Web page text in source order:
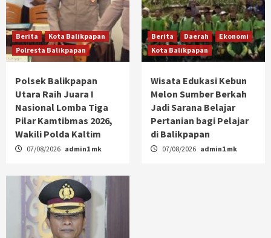
Berita
Kota Balikpapan
Polresta Balikpapan
Polsek Balikpapan
Utara Raih Juara I
Nasional Lomba Tiga
Pilar Kamtibmas 2026,
Wakili Polda Kaltim
07/08/2026 admin1 mk
Berita Daerah
Ekonomi
Kota Balikpapan
Wisata Edukasi Kebun
Melon Sumber Berkah
Jadi Sarana Belajar
Pertanian bagi Pelajar
di Balikpapan
07/08/2026 admin1 mk